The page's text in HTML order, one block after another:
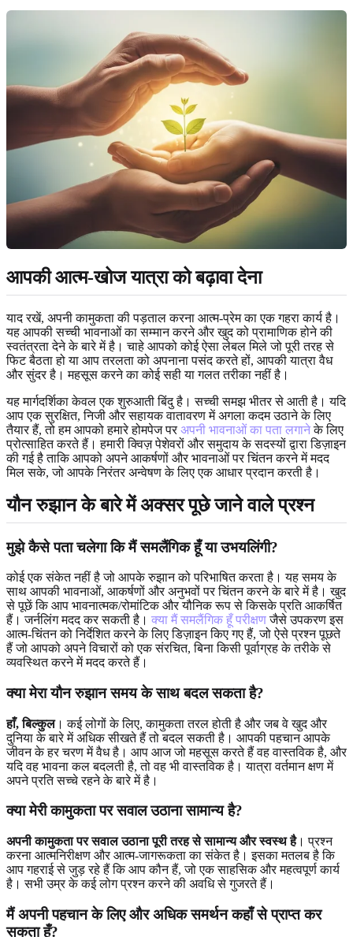
आपकी आत्म-खोज यात्रा को बढ़ावा देना
याद रखें, अपनी कामुकता की पड़ताल करना आत्म-प्रेम का एक गहरा कार्य है।
यह आपकी सच्ची भावनाओं का सम्मान करने और खुद को प्रामाणिक होने की
स्वतंत्रता देने के बारे में है। चाहे आपको कोई ऐसा लेबल मिले जो पूरी तरह से
फिट बैठता हो या आप तरलता को अपनाना पसंद करते हों, आपकी यात्रा वैध
और सुंदर है। महसूस करने का कोई सही या गलत तरीका नहीं है।
यह मार्गदर्शिका केवल एक शुरुआती बिंदु है। सच्ची समझ भीतर से आती है। यदि
आप एक सुरक्षित, निजी और सहायक वातावरण में अगला कदम उठाने के लिए
तैयार हैं, तो हम आपको हमारे होमपेज परअपनी भावनाओं का पता लगानेके लिए
प्रोत्साहित करते हैं। हमारी क्विज़ पेशेवरों और समुदाय के सदस्यों द्वारा डिज़ाइन
की गई है ताकि आपको अपने आकर्षणों और भावनाओं पर चिंतन करने में मदद
मिल सके, जो आपके निरंतर अन्वेषण के लिए एक आधार प्रदान करती है।
यौन रुझान के बारे में अक्सर पूछे जाने वाले प्रश्न
मुझे कैसे पता चलेगा कि मैं समलैंगिक हूँ या उभयलिंगी?
कोई एक संकेत नहीं है जो आपके रुझान को परिभाषित करता है। यह समय के
साथ आपकी भावनाओं, आकर्षणों और अनुभवों पर चिंतन करने के बारे में है। खुद
से पूछें कि आप भावनात्मक/रोमांटिक और यौनिक रूप से किसके प्रति आकर्षित
हैं। जर्नलिंग मदद कर सकती है। क्या मैं समलैंगिक हूँ परीक्षणजैसे उपकरण इस
आत्म-चिंतन को निर्देशित करने के लिए डिज़ाइन किए गए हैं, जो ऐसे प्रश्न पूछते
हैं जो आपको अपने विचारों को एक संरचित, बिना किसी पूर्वाग्रह के तरीके से
व्यवस्थित करने में मदद करते हैं।
क्या मेरा यौन रुझान समय के साथ बदल सकता है?
हाँ, बिल्कुल। कई लोगों के लिए, कामुकता तरल होती है और जब वे खुद और
दुनिया के बारे में अधिक सीखते हैं तो बदल सकती है। आपकी पहचान आपके
जीवन के हर चरण में वैध है। आप आज जो महसूस करते हैं वह वास्तविक है, और
यदि वह भावना कल बदलती है, तो वह भी वास्तविक है। यात्रा वर्तमान क्षण में
अपने प्रति सच्चे रहने के बारे में है।
क्या मेरी कामुकता पर सवाल उठाना सामान्य है?
अपनी कामुकता पर सवाल उठाना पूरी तरह से सामान्य और स्वस्थ है। प्रश्न
करना आत्मनिरीक्षण और आत्म-जागरूकता का संकेत है। इसका मतलब है कि
आप गहराई से जुड़ रहे हैं कि आप कौन हैं, जो एक साहसिक और महत्वपूर्ण कार्य
है। सभी उम्र के कई लोग प्रश्न करने की अवधि से गुजरते हैं।
मैं अपनी पहचान के लिए और अधिक समर्थन कहाँ से प्राप्त कर
सकता हूँ?